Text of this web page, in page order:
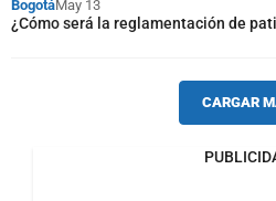
BogotáMay 13
¿Cómo será la reglamentación de
CARGAR